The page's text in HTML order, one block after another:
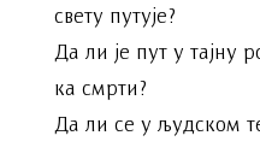
свету путује?
Да ли је пут у тајну
ка смрти?
Да ли се у људском